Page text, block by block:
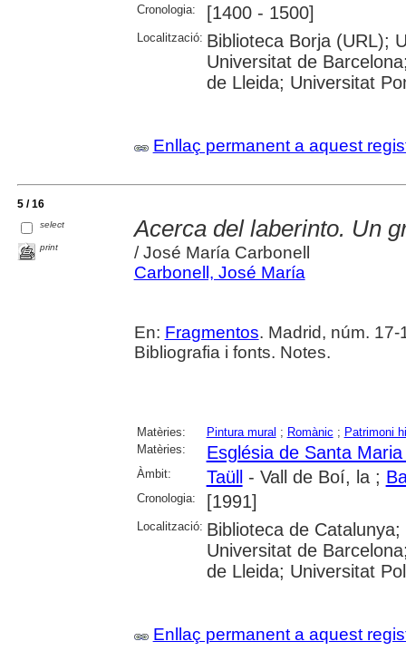
Cronologia: [1400 - 1500]
Localització: Biblioteca Borja (URL);
Universitat de
de Lleida; Universitat
Enllaç permanent a aquest
5 / 16
select
print
Acerca del laberinto. Un
/ José María Carbonell
Carbonell, José María
En: Fragmentos. Madrid, núm.
Bibliografia i fonts. Notes.
Matèries: Pintura mural ; Romànic ; Patrimoni
Matèries:
Església de Santa Maria
Àmbit: Taüll - Vall de Boí, la ;
Cronologia: [1991]
Localització: Biblioteca de
Universitat de
de Lleida; Universitat
Enllaç permanent a aquest